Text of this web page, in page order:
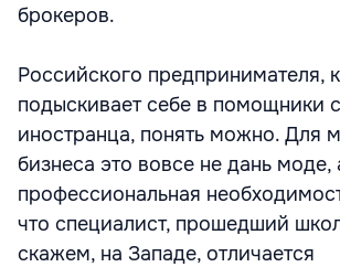
брокеров.
Российского предпринимателя,
подыскивает себе в помощники
иностранца, понять можно. Для
бизнеса это вовсе не дань моде,
профессиональная
что специалист, прошедший
скажем, на Западе, отличается